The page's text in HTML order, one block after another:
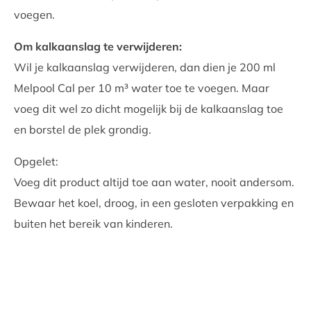
voegen.
Om kalkaanslag te verwijderen:
Wil je kalkaanslag verwijderen, dan dien je 200 ml
Melpool Cal per 10 m³ water toe te voegen. Maar
voeg dit wel zo dicht mogelijk bij de kalkaanslag toe
en borstel de plek grondig.
Opgelet:
Voeg dit product altijd toe aan water, nooit andersom.
Bewaar het koel, droog, in een gesloten verpakking en
buiten het bereik van kinderen.